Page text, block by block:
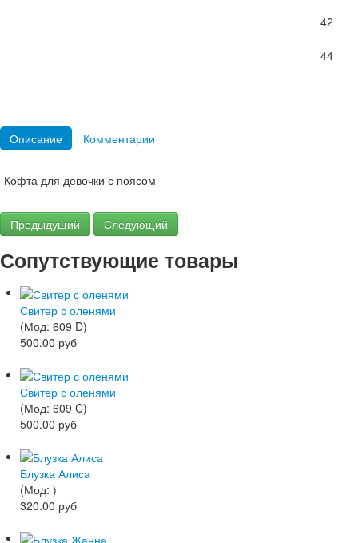
42
44
Описание Комментарии
Кофта для девочки с поясом
Предыдущий Следующий
Сопутствующие товары
Свитер с оленями
(Мод: 609 D)
500.00 руб
Свитер с оленями
(Мод: 609 C)
500.00 руб
Блузка Алиса
(Мод: )
320.00 руб